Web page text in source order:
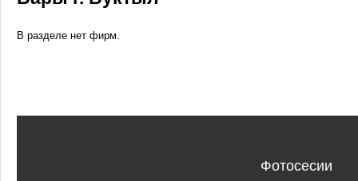
В разделе нет фирм.
Фотосесии